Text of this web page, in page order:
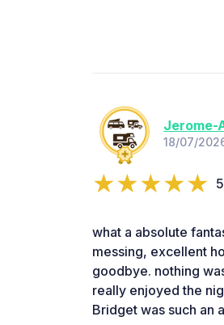
Jerome-
18/07/
what a absolute
messing, excellent
goodbye. nothing
really enjoyed the
Bridget was such an